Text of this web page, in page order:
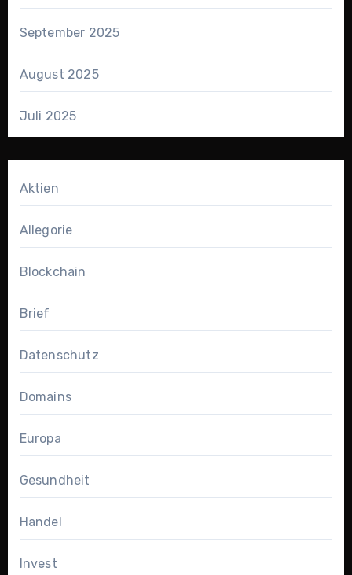
September 2025
August 2025
Juli 2025
Aktien
Allegorie
Blockchain
Brief
Datenschutz
Domains
Europa
Gesundheit
Handel
Invest